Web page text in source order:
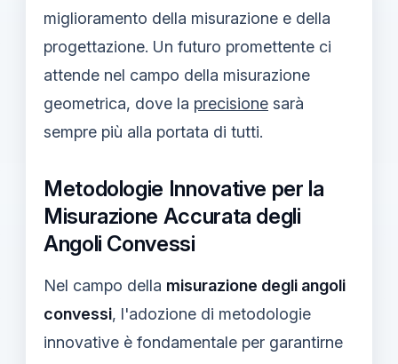
miglioramento della misurazione e della
progettazione. Un futuro promettente ci
attende nel campo della misurazione
geometrica, dove la precisione sarà
sempre più alla portata di tutti.
Metodologie Innovative per la
Misurazione Accurata degli
Angoli Convessi
Nel campo della misurazione degli angoli
convessi, l'adozione di metodologie
innovative è fondamentale per garantirne